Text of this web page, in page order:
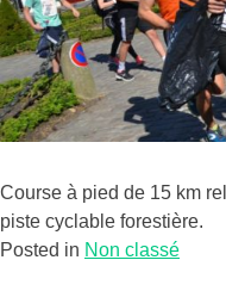
Course à pied de 15 km
piste cyclable forestière.
Posted in Non classé